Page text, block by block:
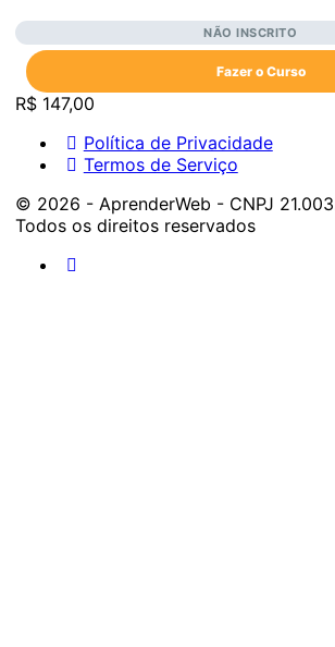
NÃO INSCRITO
Fazer o Curso
R$ 147,00
Política de Privacidade
Termos de Serviço
© 2026 - AprenderWeb - CNPJ
Todos os direitos reservados